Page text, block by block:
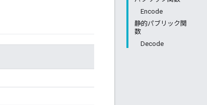
Encode
静的パブリック関
数
Decode